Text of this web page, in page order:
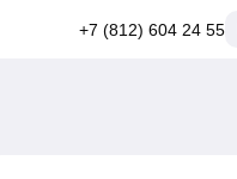
+7 (812) 604 24 55